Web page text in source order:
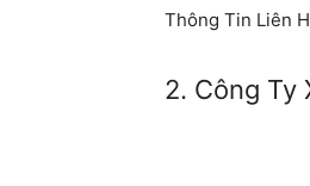
Thông Tin Liên
2. Công Ty